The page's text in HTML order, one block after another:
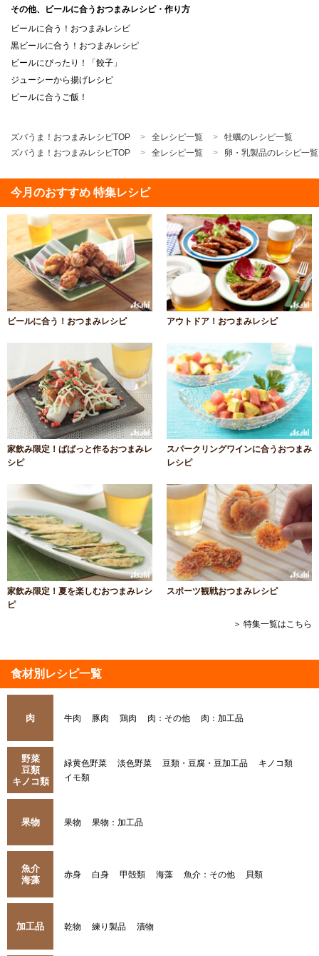
その他、ビールに合うおつまみレシピ・作り方
ビールに合う！おつまみレシピ
黒ビールに合う！おつまみレシピ
ビールにぴったり！「餃子」
ジューシーから揚げレシピ
ビールに合うご飯！
ズバうま！おつまみレシピTOP 全レシピ一覧
牡蠣のレシピ一覧
ズバうま！おつまみレシピTOP
全レシピ一覧 卵・乳製品のレシピ一覧
今月のおすすめ 特集レシピ
ビールに合う！おつまみレシピ アウトドア！おつまみレシピ
家飲み限定！ぱぱっと作るおつまみレ
シピ
スパークリングワインに合うおつまみ
レシピ
家飲み限定！夏を楽しむおつまみレシ
ピ
スポーツ観戦おつまみレシピ
＞ 特集一覧はこちら
食材別レシピ一覧
肉 牛肉 豚肉 鶏肉 肉：その他 肉：加工品
野菜
豆類
キノコ類
緑黄色野菜 淡色野菜 豆類・豆腐・豆加工品
キノコ類
イモ類
果物 果物 果物：加工品
魚介
海藻
赤身 白身 甲殻類 海藻 魚介：その他 貝類
加工品 乾物 練り製品 漬物